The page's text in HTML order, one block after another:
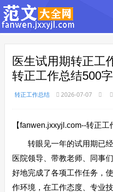
医生试用期转正工
转正工作总结500字
转正工作总结 2026-07-07
【fanwen.jxxyjl.com--转正工
转眼见一年的试用期已经
医院领导、带教老师、同事
好地完成了各项工作任务，
作环境，在工作态度、专业